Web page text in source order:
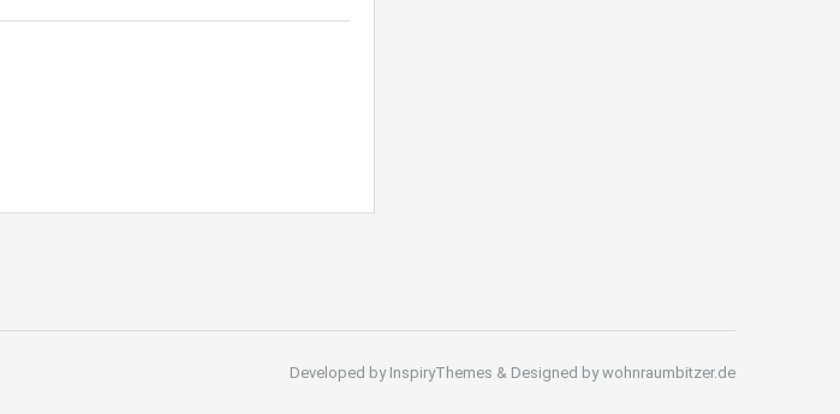
Developed by InspiryThemes & Designed by wohnraumbitzer.de